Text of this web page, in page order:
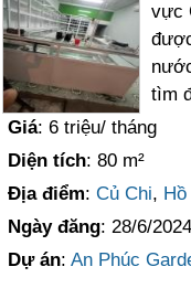
vực
tìm
Giá: 6 triệu/ tháng
Diện tích: 80 m²
Địa điểm:Củ Chi,
Ngày đăng: 28/6/2024
Dự án:An Phúc